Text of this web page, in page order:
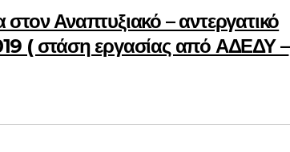
Αναπτυξιακό – αντεργατικό
( στάση εργασίας από ΑΔΕΔΥ –